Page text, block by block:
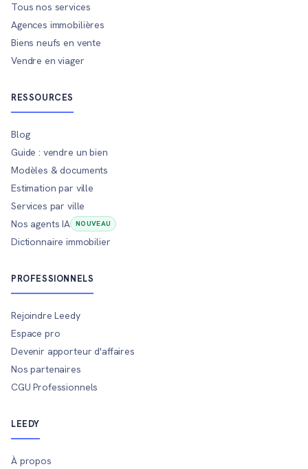
Tous nos services
Agences immobilières
Biens neufs en vente
Vendre en viager
RESSOURCES
Blog
Guide : vendre un bien
Modèles & documents
Estimation par ville
Services par ville
Nos agents IA
NOUVEAU
Dictionnaire immobilier
PROFESSIONNELS
Rejoindre Leedy
Espace pro
Devenir apporteur d'affaires
Nos partenaires
CGU Professionnels
LEEDY
À propos